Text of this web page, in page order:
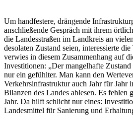
Um handfestere, drängende
anschließende Gespräch mit ihrem
die Landesstraßen im Landkreis an
desolaten Zustand seien, interessierte
verwies in diesem Zusammenhang auf
Investitionen: „Der mangelhafte
nur ein gefühlter. Man kann den
Verkehrsinfrastruktur auch Jahr für Jahr
Bilanzen des Landes ablesen. Es
Jahr. Da hilft schlicht nur eines:
Landesmittel für Sanierung und